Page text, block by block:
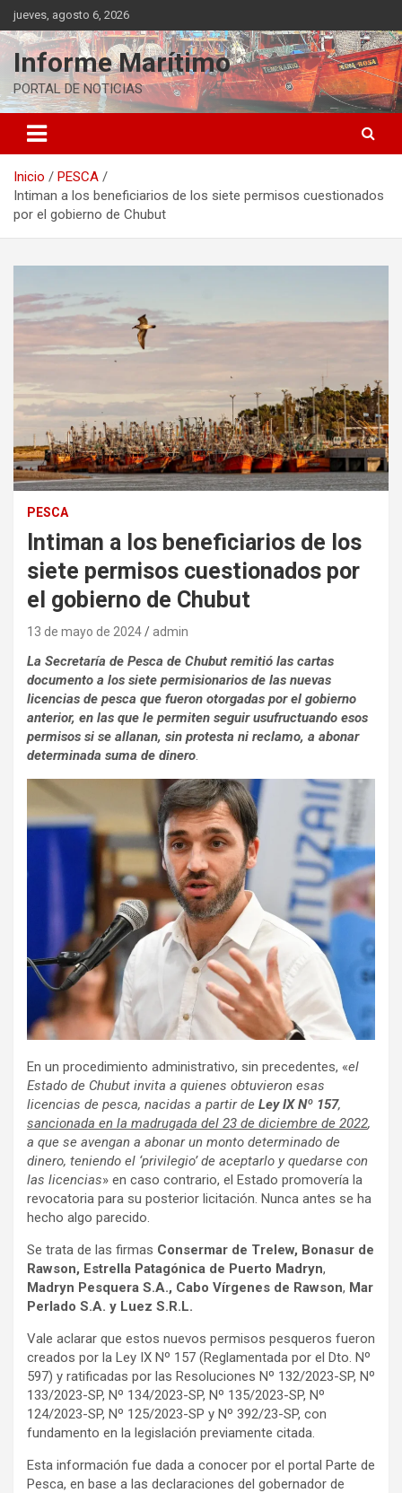
Saltar
al
contenido
jueves, agosto 6, 2026
Informe Marítimo
PORTAL DE NOTICIAS
Inicio
PESCA
Intiman a los beneficiarios de los siete permisos cuestionados
por el gobierno de Chubut
PESCA
Intiman a los beneficiarios de los
siete permisos cuestionados por
el gobierno de Chubut
13 de mayo de 2024 admin
La Secretaría de Pesca de Chubut remitió las cartas
documento a los siete permisionarios de las nuevas
licencias de pesca que fueron otorgadas por el gobierno
anterior, en las que le permiten seguir usufructuando esos
permisos si se allanan, sin protesta ni reclamo, a abonar
determinada suma de dinero.
En un procedimiento administrativo, sin precedentes, «el
Estado de Chubut invita a quienes obtuvieron esas
licencias de pesca, nacidas a partir de Ley IX Nº 157,
sancionada en la madrugada del 23 de diciembre de 2022,
a que se avengan a abonar un monto determinado de
dinero, teniendo el ‘privilegio’ de aceptarlo y quedarse con
las licencias» en caso contrario, el Estado promovería la
revocatoria para su posterior licitación. Nunca antes se ha
hecho algo parecido.
Se trata de las firmas Consermar de Trelew, Bonasur de
Rawson, Estrella Patagónica de Puerto Madryn,
Madryn Pesquera S.A., Cabo Vírgenes de Rawson, Mar
Perlado S.A. y Luez S.R.L.
Vale aclarar que estos nuevos permisos pesqueros fueron
creados por la Ley IX Nº 157 (Reglamentada por el Dto. Nº
597) y ratificadas por las Resoluciones Nº 132/2023-SP, Nº
133/2023-SP, Nº 134/2023-SP, Nº 135/2023-SP, Nº
124/2023-SP, Nº 125/2023-SP y Nº 392/23-SP, con
fundamento en la legislación previamente citada.
Esta información fue dada a conocer por el portal Parte de
Pesca, en base a las declaraciones del gobernador de